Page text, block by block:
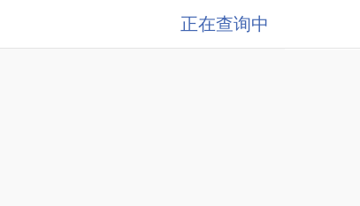
正在查询中